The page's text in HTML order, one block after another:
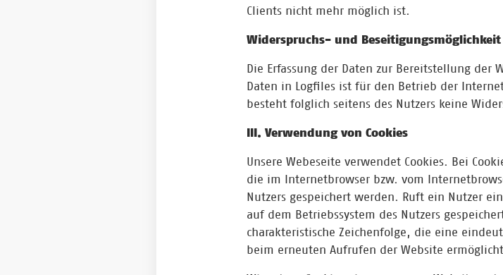
Clients nicht mehr möglich ist.
Widerspruchs- und Beseitigungsmöglichkeit
Die Erfassung der Daten zur Bereitstellung der
Daten in Logfiles ist für den Betrieb der
besteht folglich seitens des Nutzers keine
III. Verwendung von Cookies
Unsere Webeseite verwendet Cookies. Bei
die im Internetbrowser bzw. vom
Nutzers gespeichert werden. Ruft ein Nutzer
auf dem Betriebssystem des Nutzers
charakteristische Zeichenfolge, die eine
beim erneuten Aufrufen der Website